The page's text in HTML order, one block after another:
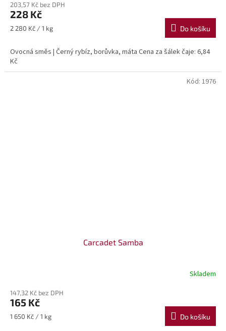
203,57 Kč bez DPH
228 Kč
Měrná
2 280 Kč / 1 kg Do košíku
Ovocná směs | Černý rybíz, borůvka, máta Cena za šálek čaje: 6,84
Kč
Carcadet Samba
Skladem
147,32 Kč bez DPH
165 Kč
Měrná
1 650 Kč / 1 kg Do košíku
Kód: 1976